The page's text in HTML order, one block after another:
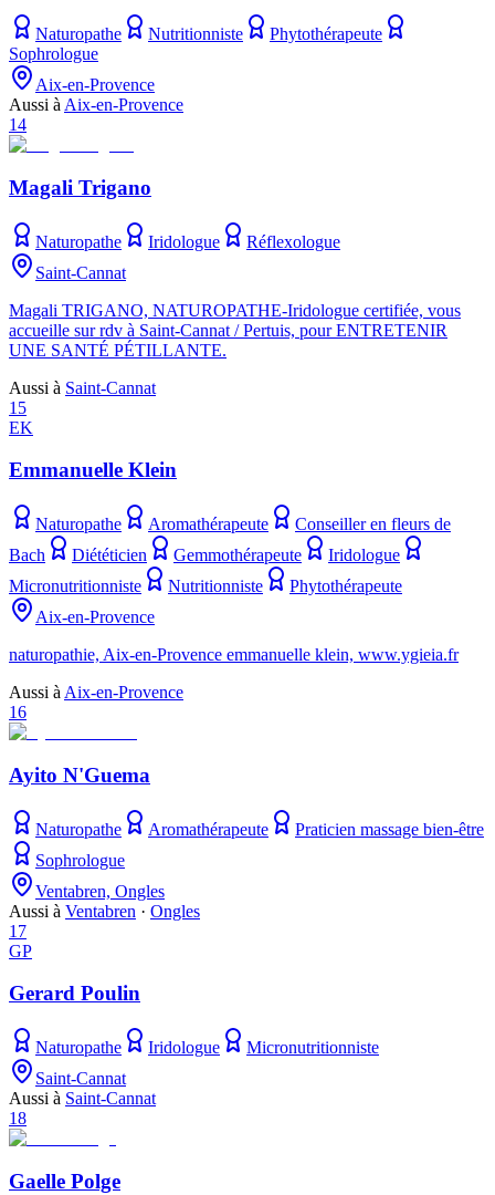
Naturopathe Nutritionniste
Phytothérapeute
Sophrologue
Aix-en-Provence
Aussi à Aix-en-Provence
14
Magali Trigano
Naturopathe Iridologue
Réflexologue
Saint-Cannat
Magali TRIGANO, NATUROPATHE-Iridologue certifiée, vous
accueille sur rdv à Saint-Cannat / Pertuis, pour ENTRETENIR
UNE SANTÉ PÉTILLANTE.
Aussi à Saint-Cannat
15
EK
Emmanuelle Klein
Naturopathe Aromathérapeute
Conseiller en fleurs de
Bach
Diététicien Gemmothérapeute
Iridologue
Micronutritionniste
Nutritionniste
Phytothérapeute
Aix-en-Provence
naturopathie, Aix-en-Provence emmanuelle klein, www.ygieia.fr
Aussi à Aix-en-Provence
16
Ayito N'Guema
Naturopathe Aromathérapeute
Praticien massage bien-être
Sophrologue
Ventabren, Ongles
Aussi à Ventabren · Ongles
17
GP
Gerard Poulin
Naturopathe Iridologue
Micronutritionniste
Saint-Cannat
Aussi à Saint-Cannat
18
Gaelle Polge